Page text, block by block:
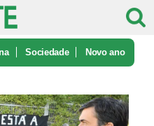
Sociedade Novo ano